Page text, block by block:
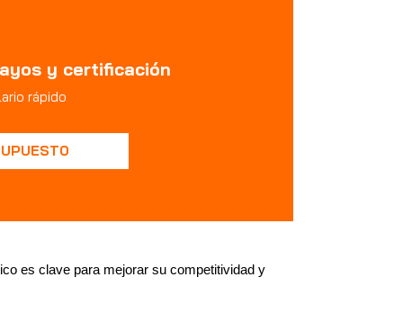
y certificación
rápido
es clave para mejorar su competitividad y